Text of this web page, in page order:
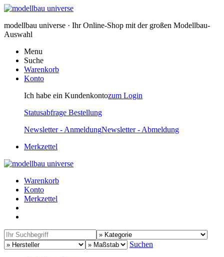
modellbau universe · Ihr Online-Shop mit der großen Modellbau-
Auswahl
Menu
Suche
Warenkorb
Konto
Ich habe ein Kundenkontozum Login
Statusabfrage Bestellung
Newsletter - AnmeldungNewsletter - Abmeldung
Merkzettel
Warenkorb
Konto
Merkzettel
Suchen